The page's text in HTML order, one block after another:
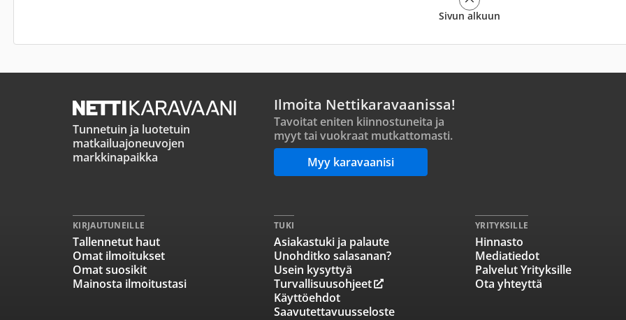
Sivun alkuun
Tunnetuin ja luotetuin
matkailuajoneuvojen
markkinapaikka
Ilmoita Nettikaravaanissa!
Tavoitat eniten kiinnostuneita ja
myyt tai vuokraat mutkattomasti.
Myy karavaanisi
KIRJAUTUNEILLE
Tallennetut haut
Omat ilmoitukset
Omat suosikit
Mainosta ilmoitustasi
TUKI
Asiakastuki ja palaute
Unohditko salasanan?
Usein kysyttyä
Turvallisuusohjeet
Käyttöehdot
Saavutettavuusseloste
YRITYKSILLE
Hinnasto
Mediatiedot
Palvelut Yrityksille
Ota yhteyttä